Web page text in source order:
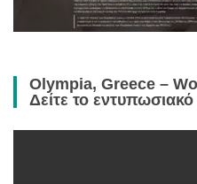
Olympia, Greece –
Δείτε το